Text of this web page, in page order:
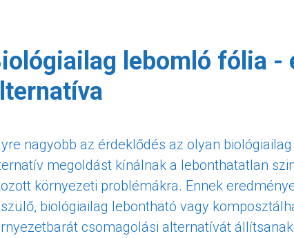
lebomló fólia -
nagyobb az érdeklődés az olyan
megoldást kínálnak a lebonthatatlan
környezeti problémákra. Ennek
biológiailag lebontható vagy
csomagolási alternatívát